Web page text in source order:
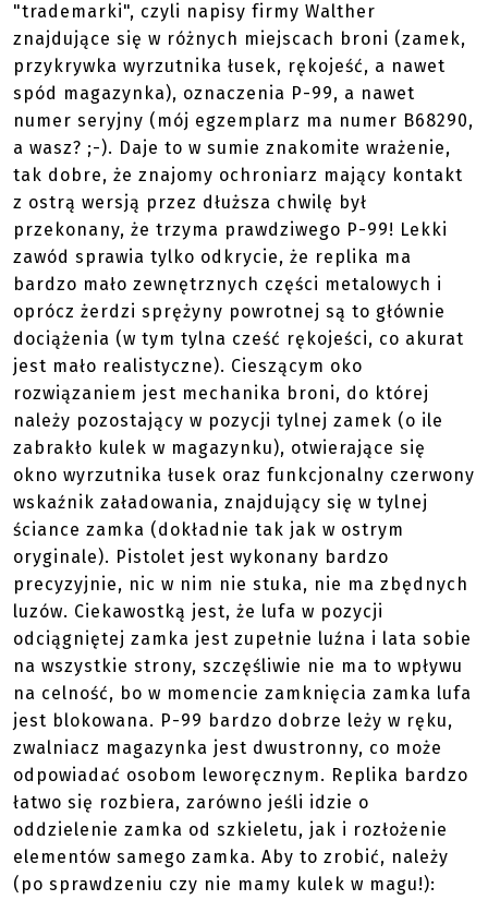
"trademarki", czyli napisy firmy Walther
znajdujące się w różnych miejscach broni (zamek,
przykrywka wyrzutnika łusek, rękojeść, a nawet
spód magazynka), oznaczenia P-99, a nawet
numer seryjny (mój egzemplarz ma numer B68290,
a wasz? ;-). Daje to w sumie znakomite wrażenie,
tak dobre, że znajomy ochroniarz mający kontakt
z ostrą wersją przez dłuższa chwilę był
przekonany, że trzyma prawdziwego P-99! Lekki
zawód sprawia tylko odkrycie, że replika ma
bardzo mało zewnętrznych części metalowych i
oprócz żerdzi sprężyny powrotnej są to głównie
dociążenia (w tym tylna cześć rękojeści, co akurat
jest mało realistyczne). Cieszącym oko
rozwiązaniem jest mechanika broni, do której
należy pozostający w pozycji tylnej zamek (o ile
zabrakło kulek w magazynku), otwierające się
okno wyrzutnika łusek oraz funkcjonalny czerwony
wskaźnik załadowania, znajdujący się w tylnej
ściance zamka (dokładnie tak jak w ostrym
oryginale). Pistolet jest wykonany bardzo
precyzyjnie, nic w nim nie stuka, nie ma zbędnych
luzów. Ciekawostką jest, że lufa w pozycji
odciągniętej zamka jest zupełnie luźna i lata sobie
na wszystkie strony, szczęśliwie nie ma to wpływu
na celność, bo w momencie zamknięcia zamka lufa
jest blokowana. P-99 bardzo dobrze leży w ręku,
zwalniacz magazynka jest dwustronny, co może
odpowiadać osobom leworęcznym. Replika bardzo
łatwo się rozbiera, zarówno jeśli idzie o
oddzielenie zamka od szkieletu, jak i rozłożenie
elementów samego zamka. Aby to zrobić, należy
(po sprawdzeniu czy nie mamy kulek w magu!):